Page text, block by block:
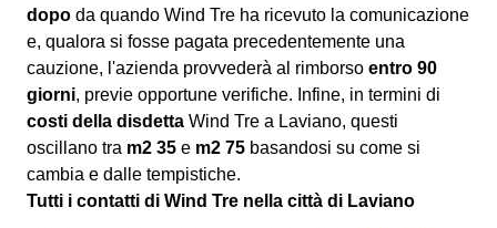
dopo da quando Wind Tre ha ricevuto la comunicazione
e, qualora si fosse pagata precedentemente una
cauzione, l'azienda provvederà al rimborso entro 90
giorni, previe opportune verifiche. Infine, in termini di
costi della disdetta Wind Tre a Laviano, questi
oscillano tra m2 35 e m2 75 basandosi su come si
cambia e dalle tempistiche.
Tutti i contatti di Wind Tre nella città di Laviano